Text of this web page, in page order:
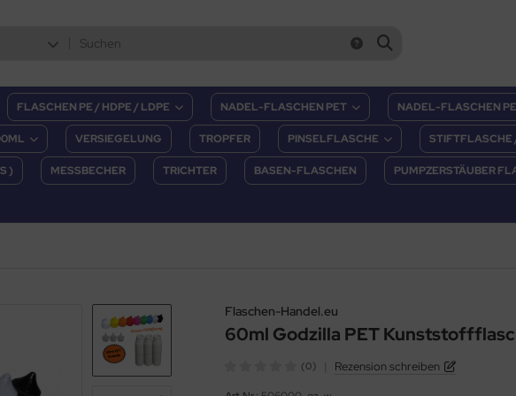
FLASCHEN PE / HDPE / LDPE NADEL-FLASCHEN PET NADEL-FLASCHEN PE
VERSIEGELUNG TROPFER PINSELFLASCHE STIFTFLASCHE
) MESSBECHER TRICHTER BASEN-FLASCHEN PUMPZERSTÄUBER
Flaschen-Handel.eu
60ml Godzilla PET
(0) Rezension schreiben